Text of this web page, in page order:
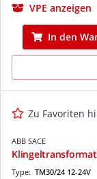
VPE anzeigen
In den
Zu Favoriten
ABB SACE
Type: TM30/24 12-24V